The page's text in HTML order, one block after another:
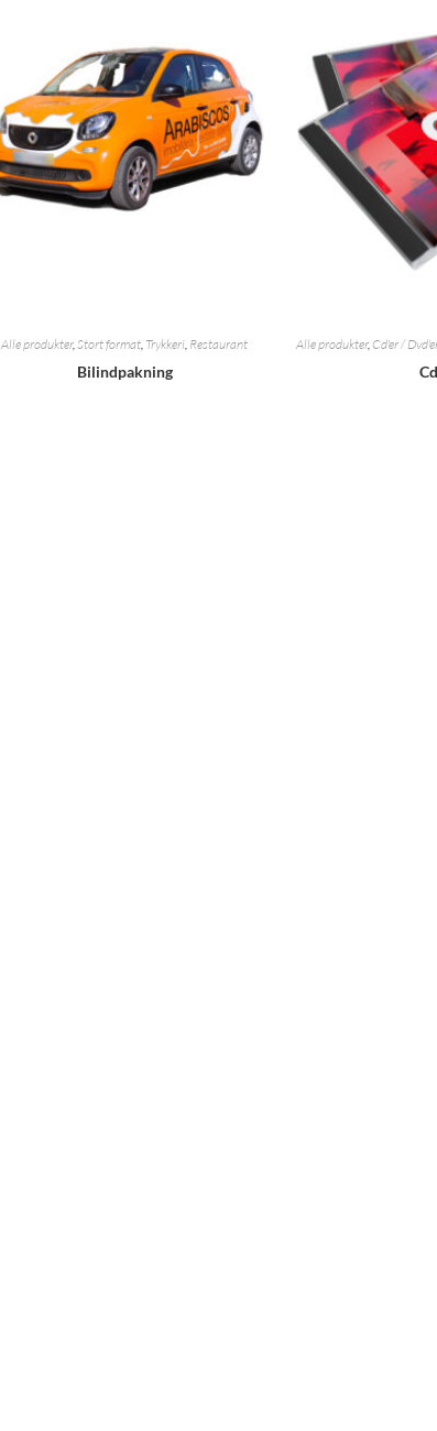
Alle produkter,Stort format Trykkeri Restaurant
Bilindpakning
Alle produkter, Cd'er /